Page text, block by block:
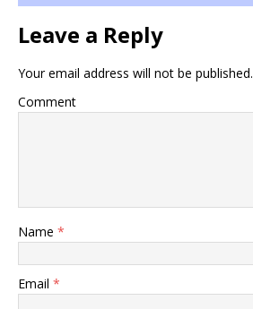
Leave a Reply
Your email address will not be published.
Comment
Name *
Email *